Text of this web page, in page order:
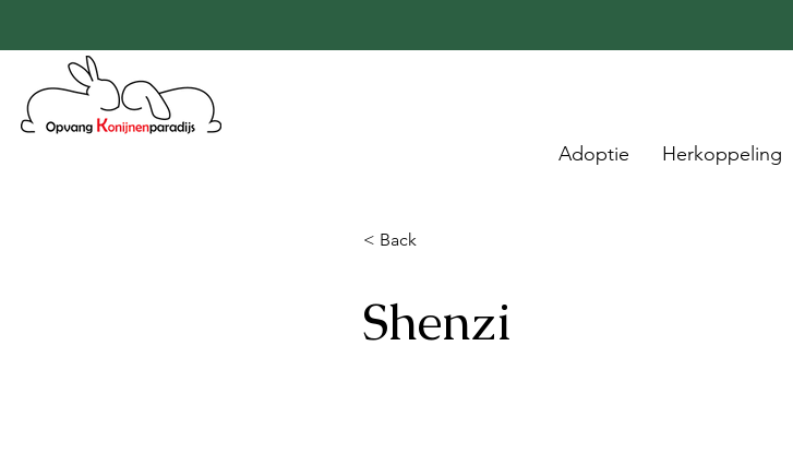
Adoptie Herkoppeling
< Back
Shenzi